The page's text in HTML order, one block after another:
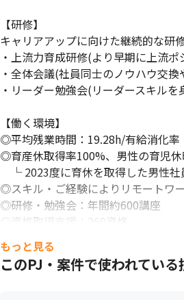
【研修】
キャリアアップに向けた継続的な研
・上流力育成研修(より早期に上流
・全体会議(社員同士のノウハウ交
・リーダー勉強会(リーダースキルを
【働く環境】
◎平均残業時間：19.28h/有給消化
◎育産休取得率100%、男性の育児休
└ 2023度に育休を取得した男性社
◎スキル・ご経験によりリモートワ
◎研修・勉強会：年間約600講座
◎資格取得支援：260資格
【社風】
中途入社の社員も多く、年齢も20代
もっと見る
このPJ・案件で使われている